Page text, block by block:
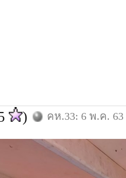
) คห.33: 6 พ.ค. 63